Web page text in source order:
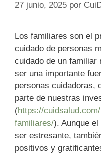
27 junio, 2025 por
Los familiares son el
cuidado de personas
cuidado de un familiar
ser una importante
personas cuidadoras,
parte de nuestras
(https://
familiares/). Aunque el
ser estresante,
positivos y